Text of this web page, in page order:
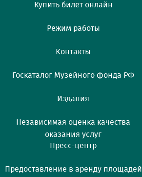
Купить билет онлайн
Режим работы
Контакты
Госкаталог Музейного фонда РФ
Издания
Независимая оценка качества
оказания услуг
Пресс-центр
Предоставление в аренду площадей